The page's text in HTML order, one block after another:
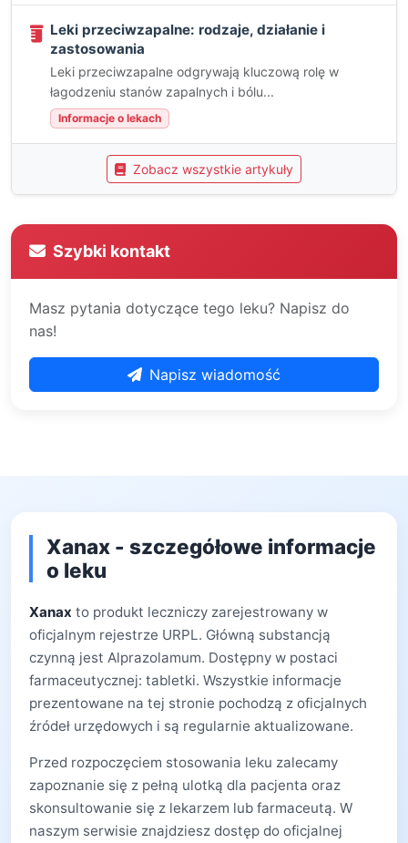
Leki przeciwzapalne: rodzaje, działanie i
zastosowania
Leki przeciwzapalne odgrywają kluczową rolę w
łagodzeniu stanów zapalnych i bólu...
Informacje o lekach
Zobacz wszystkie artykuły
Szybki kontakt
Masz pytania dotyczące tego leku? Napisz do
nas!
Napisz wiadomość
Xanax - szczegółowe informacje
o leku
Xanax to produkt leczniczy zarejestrowany w
oficjalnym rejestrze URPL. Główną substancją
czynną jest Alprazolamum. Dostępny w postaci
farmaceutycznej: tabletki. Wszystkie informacje
prezentowane na tej stronie pochodzą z oficjalnych
źródeł urzędowych i są regularnie aktualizowane.
Przed rozpoczęciem stosowania leku zalecamy
zapoznanie się z pełną ulotką dla pacjenta oraz
skonsultowanie się z lekarzem lub farmaceutą. W
naszym serwisie znajdziesz dostęp do oficjalnej